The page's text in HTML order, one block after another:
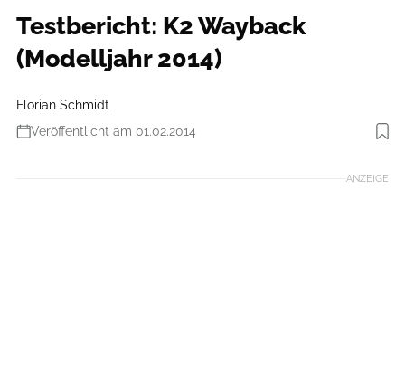
Testbericht: K2 Wayback
(Modelljahr 2014)
Florian Schmidt
Veröffentlicht am 01.02.2014
Foto: K2
ANZEIGE